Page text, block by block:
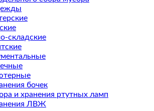
складские
бочек
и хранения ртутных ламп
ЛВЖ